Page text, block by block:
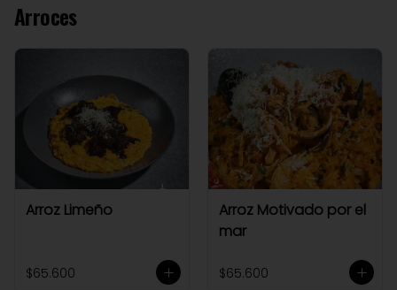
Arroces
Arroz Limeño
$65.600
Arroz Motivado por el
mar
$65.600